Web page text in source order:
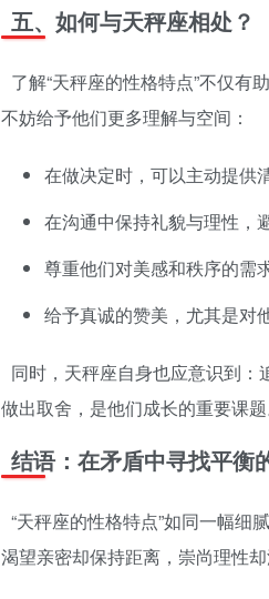
五、如何与天秤座相处？
了解“天秤座的性格特点”不仅有
不妨给予他们更多理解与空间：
在做决定时，可以主动提供
在沟通中保持礼貌与理性，
尊重他们对美感和秩序的需
给予真诚的赞美，尤其是对
同时，天秤座自身也应意识到：
做出取舍，是他们成长的重要课题
结语：在矛盾中寻找平衡
“天秤座的性格特点”如同一幅
渴望亲密却保持距离，崇尚理性